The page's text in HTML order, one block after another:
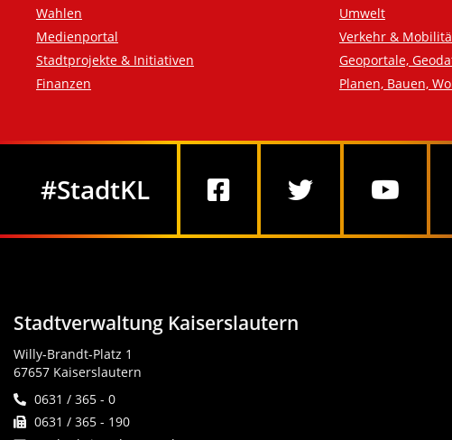
Wahlen
Medienportal
Stadtprojekte & Initiativen
Finanzen
Umwelt
Verkehr &
Geoportale,
Planen, Bauen,
#StadtKL
Stadtverwaltung Kaiserslautern
Willy-Brandt-Platz 1
67657 Kaiserslautern
0631 / 365 - 0
0631 / 365 - 190